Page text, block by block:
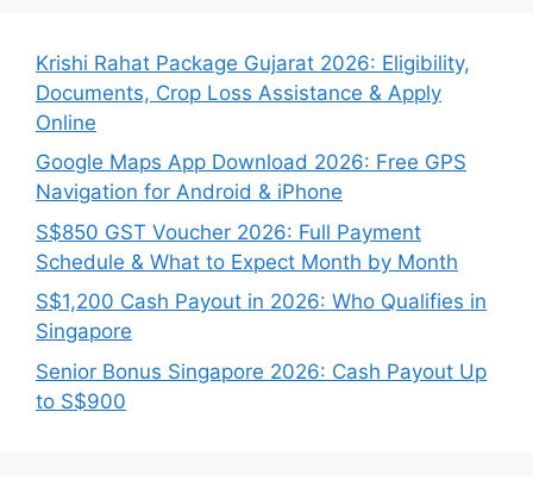
Krishi Rahat Package Gujarat 2026: Eligibility,
Documents, Crop Loss Assistance & Apply
Online
Google Maps App Download 2026: Free GPS
Navigation for Android & iPhone
S$850 GST Voucher 2026: Full Payment
Schedule & What to Expect Month by Month
S$1,200 Cash Payout in 2026: Who Qualifies in
Singapore
Senior Bonus Singapore 2026: Cash Payout Up
to S$900